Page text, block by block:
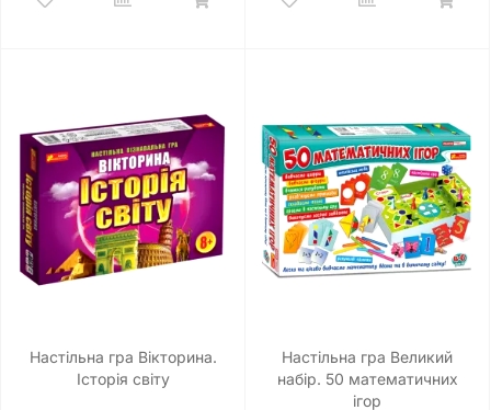
Настільна гра Вікторина.
Історія світу
Настільна гра Великий
набір. 50 математичних
ігор